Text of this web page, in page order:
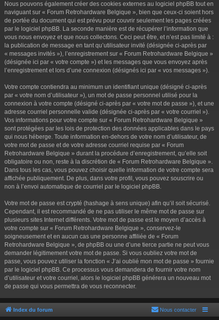
Nous pouvons également créer des cookies externes au logiciel phpBB tout en
naviguant sur « Forum Retrohardware Belgique », bien que ceux-ci soient hors
de portée du document qui est prévu pour couvrir seulement les pages créées
par le logiciel phpBB. La seconde manière est de récupérer l’information que
vous nous envoyez et que nous collectons. Ceci peut être, et n’est pas limité à :
la publication de message en tant qu’utilisateur invité (désignée ci-après par
« messages invités »), l’enregistrement sur « Forum Retrohardware Belgique »
(désignée ici par « votre compte ») et les messages que vous envoyez après
l’enregistrement et lors d’une connexion (désignés ici par « vos messages »).
Votre compte contiendra au minimum un identifiant unique (désigné ci-après
par « votre nom d’utilisateur »), un mot de passe personnel utilisé pour la
connexion à votre compte (désigné ci-après par « votre mot de passe »), et une
adresse courriel personnelle valide (désignée ci-après par « votre courriel »).
Vos informations pour votre compte sur « Forum Retrohardware Belgique »
sont protégées par les lois de protection des données applicables dans le pays
qui nous héberge. Toute information en-dehors de votre nom d’utilisateur, de
votre mot de passe et de votre adresse courriel requise par « Forum
Retrohardware Belgique » durant la procédure d’enregistrement, qu’elle soit
obligatoire ou non, reste à la discrétion de « Forum Retrohardware Belgique ».
Dans tous les cas, vous pouvez choisir quelle information de votre compte sera
affichée publiquement. De plus, dans votre profil, vous pouvez souscrire ou
non à l’envoi automatique de courriel par le logiciel phpBB.
Votre mot de passe est crypté (hashage à sens unique) afin qu’il soit sécurisé.
Cependant, il est recommandé de ne pas utiliser le même mot de passe sur
plusieurs sites Internet différents. Votre mot de passe est le moyen d’accès à
votre compte sur « Forum Retrohardware Belgique », conservez-le
soigneusement et en aucun cas une personne affiliée de « Forum
Retrohardware Belgique », de phpBB ou une d’une tierce partie ne peut vous
demander légitimement votre mot de passe. Si vous oubliez votre mot de
passe, vous pouvez utiliser la fonction « J’ai oublié mon mot de passe » fournie
par le logiciel phpBB. Ce processus vous demandera de fournir votre nom
d’utilisateur et votre courriel, alors le logiciel phpBB générera un nouveau mot
de passe qui vous permettra de vous reconnecter.
Index du forum Nous contacter